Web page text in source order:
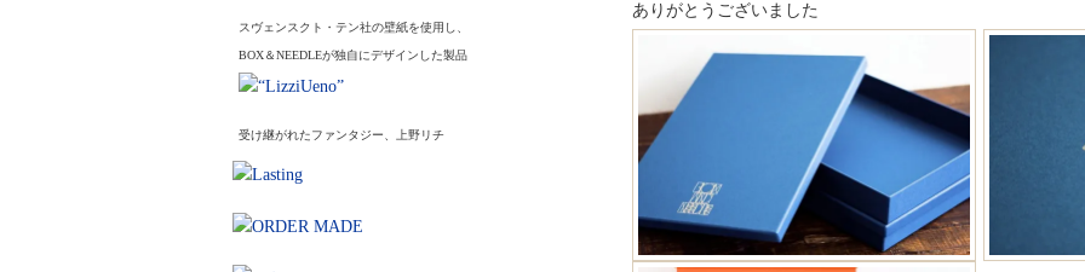
スヴェンスクト・テン社の壁紙を使用し、
BOX＆NEEDLEが独自にデザインした製品
受け継がれたファンタジー、上野リチ
ありがとうございました